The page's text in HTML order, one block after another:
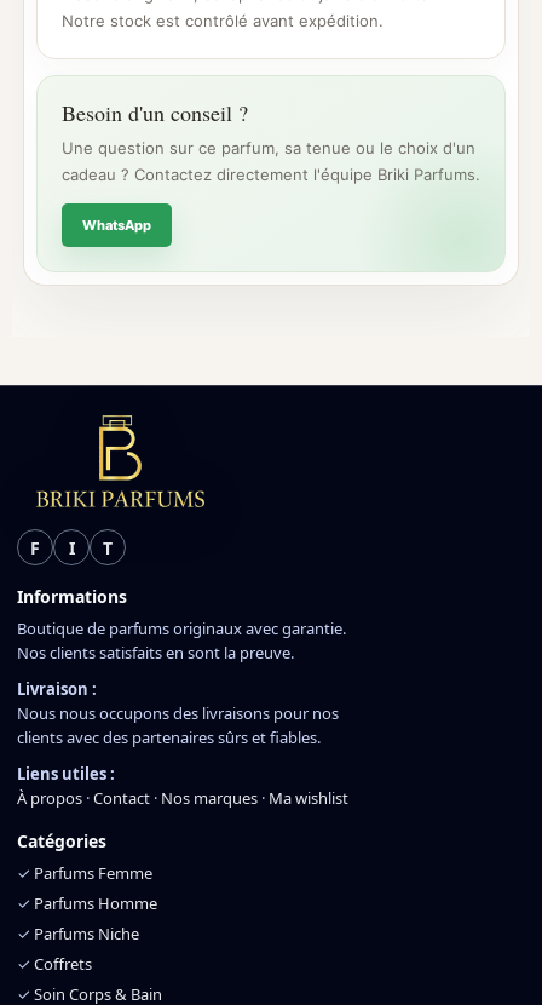
Notre stock est contrôlé avant expédition.
Besoin d'un conseil ?
Une question sur ce parfum, sa tenue ou le choix d'un
cadeau ? Contactez directement l'équipe Briki Parfums.
WhatsApp
F I T
Informations
Boutique de parfums originaux avec garantie.
Nos clients satisfaits en sont la preuve.
Livraison :
Nous nous occupons des livraisons pour nos
clients avec des partenaires sûrs et fiables.
Liens utiles :
À propos ·Contact · Nos marques · Ma wishlist
Catégories
✓ Parfums Femme
✓ Parfums Homme
✓ Parfums Niche
✓ Coffrets
✓ Soin Corps & Bain